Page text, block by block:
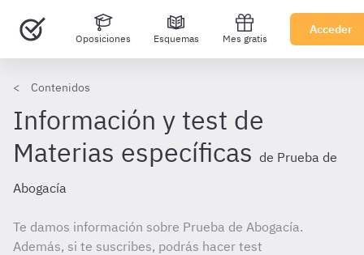
Oposiciones Esquemas Mes gratis
Acceder
Contenidos
Información y test de
Materias específicas de Prueba de
Abogacía
Te damos información sobre Prueba de Abogacía.
Además, si te suscribes, podrás hacer test